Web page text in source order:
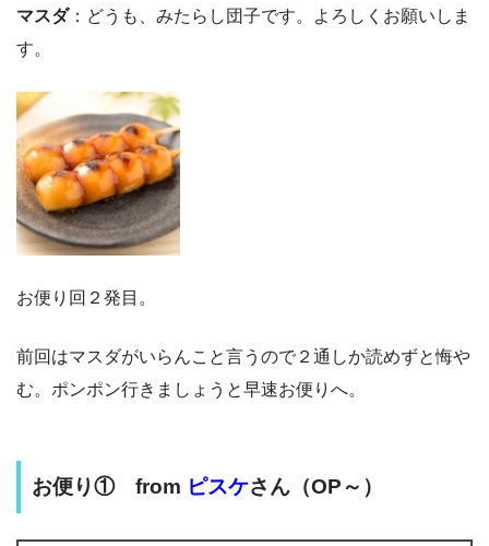
マスダ：どうも、みたらし団子です。よろしくお願いしま
す。
お便り回２発目。
前回はマスダがいらんこと言うので２通しか読めずと悔や
む。ポンポン行きましょうと早速お便りへ。
お便り① from ピスケさん（OP～）